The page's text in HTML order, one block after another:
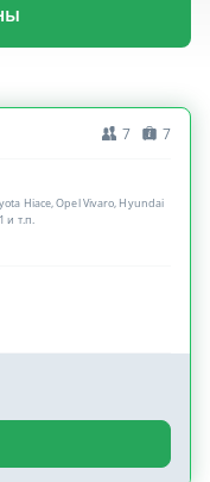
7 7
Hiace, Opel Vivaro, Hyundai
и т.п.